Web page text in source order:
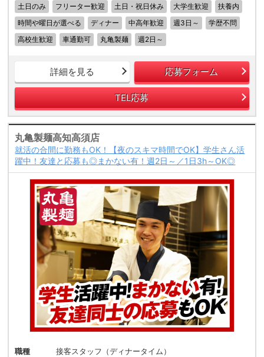
土日のみ
フリーター歓迎 土日・祝日休み 大学生歓迎
扶養内
時間や曜日が選べる
ディナー 中高年歓迎 週3日～
学歴不問
高校生歓迎
車通勤可 丸亀製麺 週2日～
詳細を見る 応募フォーム
TEL応募
丸亀製麺高知高須店
就活の合間に勤務もOK！【夜のスキマ時間でOK】学生さん活
躍中！友達と応募も◎まかない有！週2日～／1日3h～OK◎
職種
接客スタッフ（ディナータイム）